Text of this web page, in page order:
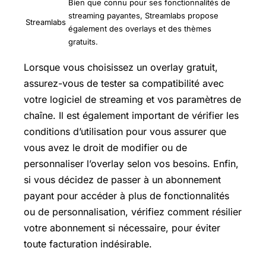
Streamlabs
Bien que connu pour ses fonctionnalités de
streaming payantes, Streamlabs propose
également des overlays et des thèmes
gratuits.
Lorsque vous choisissez un overlay gratuit,
assurez-vous de tester sa compatibilité avec
votre logiciel de streaming et vos paramètres de
chaîne. Il est également important de vérifier les
conditions d’utilisation pour vous assurer que
vous avez le droit de modifier ou de
personnaliser l’overlay selon vos besoins. Enfin,
si vous décidez de passer à un abonnement
payant pour accéder à plus de fonctionnalités
ou de personnalisation, vérifiez comment résilier
votre abonnement si nécessaire, pour éviter
toute facturation indésirable.